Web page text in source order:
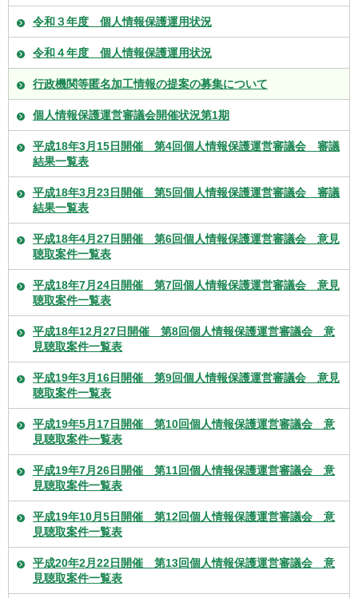
令和３年度 個人情報保護運用状況
令和４年度 個人情報保護運用状況
行政機関等匿名加工情報の提案の募集について
個人情報保護運営審議会開催状況第1期
平成18年3月15日開催 第4回個人情報保護運営審議会 審議
結果一覧表
平成18年3月23日開催 第5回個人情報保護運営審議会 審議
結果一覧表
平成18年4月27日開催 第6回個人情報保護運営審議会 意見
聴取案件一覧表
平成18年7月24日開催 第7回個人情報保護運営審議会 意見
聴取案件一覧表
平成18年12月27日開催 第8回個人情報保護運営審議会 意
見聴取案件一覧表
平成19年3月16日開催 第9回個人情報保護運営審議会 意見
聴取案件一覧表
平成19年5月17日開催 第10回個人情報保護運営審議会 意
見聴取案件一覧表
平成19年7月26日開催 第11回個人情報保護運営審議会 意
見聴取案件一覧表
平成19年10月5日開催 第12回個人情報保護運営審議会 意
見聴取案件一覧表
平成20年2月22日開催 第13回個人情報保護運営審議会 意
見聴取案件一覧表